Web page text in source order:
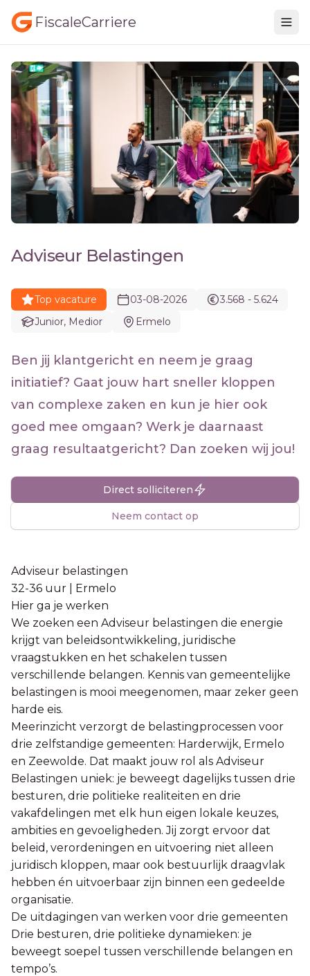
FiscaleCarriere
Adviseur Belastingen
Top vacature 03-08-2026
3.568 - 5.624
Junior, Medior
Ermelo
Ben jij klantgericht en neem je graag
initiatief? Gaat jouw hart sneller kloppen
van complexe zaken en kun je hier ook
goed mee omgaan? Werk je daarnaast
graag resultaatgericht? Dan zoeken wij jou!
Direct solliciteren
Neem contact op
Adviseur belastingen
32-36 uur | Ermelo
Hier ga je werken
We zoeken een Adviseur belastingen die energie
krijgt van beleidsontwikkeling, juridische
vraagstukken en het schakelen tussen
verschillende belangen. Kennis van gemeentelijke
belastingen is mooi meegenomen, maar zeker geen
harde eis.
Meerinzicht verzorgt de belastingprocessen voor
drie zelfstandige gemeenten: Harderwijk, Ermelo
en Zeewolde. Dat maakt jouw rol als Adviseur
Belastingen uniek: je beweegt dagelijks tussen drie
besturen, drie politieke realiteiten en drie
vakafdelingen met elk hun eigen lokale keuzes,
ambities en gevoeligheden. Jij zorgt ervoor dat
beleid, verordeningen en uitvoering niet alleen
juridisch kloppen, maar ook bestuurlijk draagvlak
hebben én uitvoerbaar zijn binnen een gedeelde
organisatie.
De uitdagingen van werken voor drie gemeenten
Drie besturen, drie politieke dynamieken: je
beweegt soepel tussen verschillende belangen en
tempo’s.